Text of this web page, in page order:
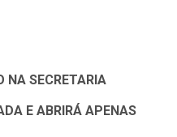
NA SECRETARIA
E ABRIRÁ APENAS